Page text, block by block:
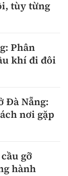
tùy từng
Phân
khí đi đôi
Đà Nẵng:
nơi gặp
gỡ
hành